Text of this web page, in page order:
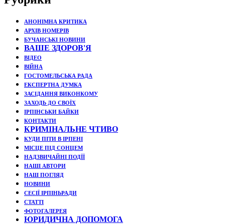
АНОНІМНА КРИТИКА
АРХІВ НОМЕРІВ
БУЧАНСЬКІ НОВИНИ
ВАШЕ ЗДОРОВ'Я
ВІДЕО
ВІЙНА
ГОСТОМЕЛЬСЬКА РАДА
ЕКСПЕРТНА ДУМКА
ЗАСІДАННЯ ВИКОНКОМУ
ЗАХОДЬ ДО СВОЇХ
ІРПІНСЬКИ БАЙКИ
КОНТАКТИ
КРИМІНАЛЬНЕ ЧТИВО
КУДИ ПІТИ В ІРПЕНІ
МІСЦЕ ПІД СОНЦЕМ
НАДЗВИЧАЙНІ ПОДЇЇ
НАШІ АВТОРИ
НАШ ПОГЛЯД
НОВИНИ
СЕСІЇ ІРПІНЬРАДИ
СТАТТІ
ФОТОГАЛЕРЕЯ
ЮРИДИЧНА ДОПОМОГА